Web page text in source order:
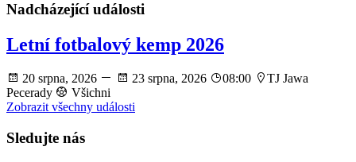
Nadcházející události
Letní fotbalový kemp 2026
20 srpna, 2026 23 srpna, 2026 08:00
TJ Jawa
Pecerady
Všichni
Zobrazit všechny události
Sledujte nás